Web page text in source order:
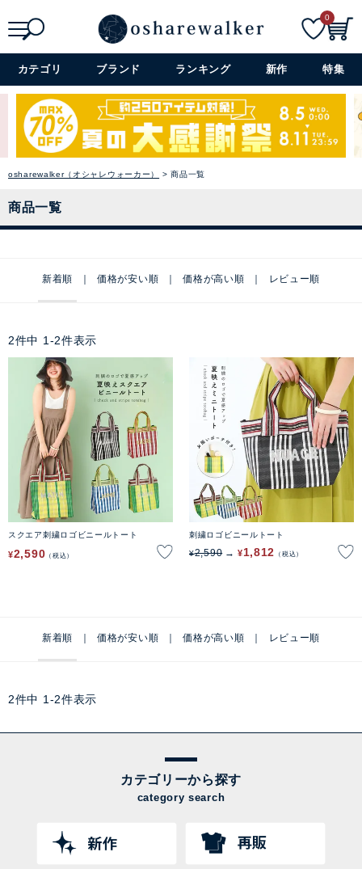
詳細検索+
0
カテゴリ ブランド ランキング 新作 特集
osharewalker（オシャレウォーカー） 商品一覧
商品一覧
新着順 価格が安い順 価格が高い順 レビュー順
2件中 1 -2件表示
スクエア刺繍ロゴビニールトート
¥2,590 税込
刺繍ロゴビニールトート
¥2,590 ¥1,812 税込
新着順 価格が安い順 価格が高い順 レビュー順
2件中 1 -2件表示
カテゴリーから探す
category search